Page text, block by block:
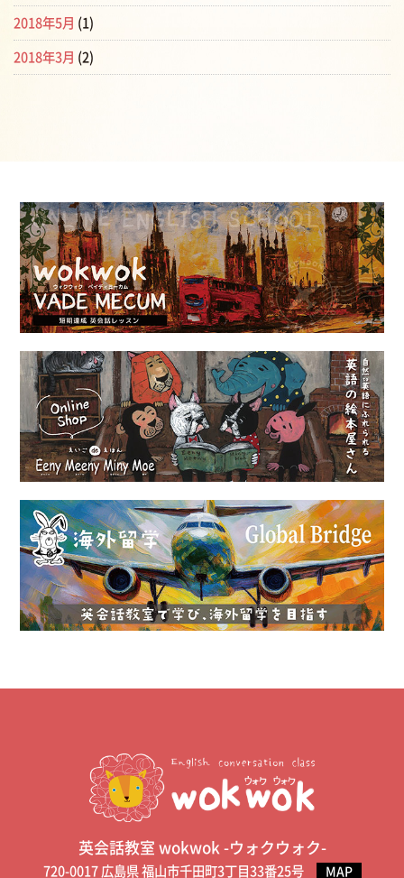
2018年5月 (1)
2018年3月 (2)
英会話教室 wokwok -ウォクウォク-
720-0017 広島県 福山市千田町3丁目33番25号 MAP